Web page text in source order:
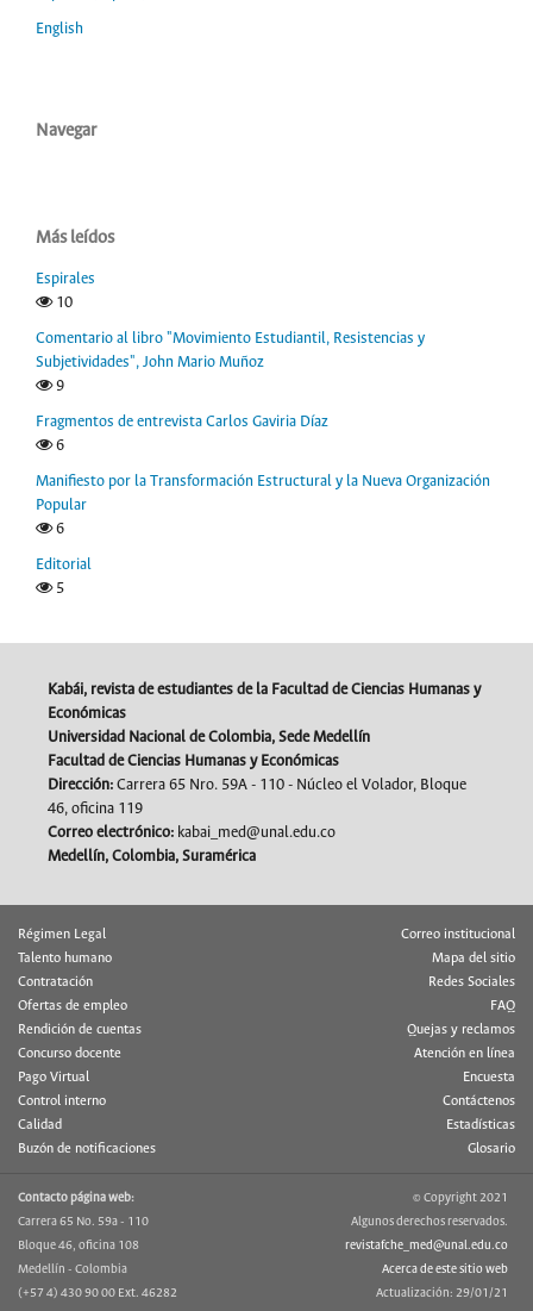
English
Navegar
Más leídos
Espirales
10
Comentario al libro "Movimiento Estudiantil, Resistencias y
Subjetividades", John Mario Muñoz
9
Fragmentos de entrevista Carlos Gaviria Díaz
6
Manifiesto por la Transformación Estructural y la Nueva Organización
Popular
6
Editorial
5
Kabái, revista de estudiantes de la Facultad de Ciencias Humanas y
Económicas
Universidad Nacional de Colombia, Sede Medellín
Facultad de Ciencias Humanas y Económicas
Dirección: Carrera 65 Nro. 59A - 110 - Núcleo el Volador, Bloque
46, oficina 119
Correo electrónico: kabai_med@unal.edu.co
Medellín, Colombia, Suramérica
Régimen Legal
Talento humano
Contratación
Ofertas de empleo
Rendición de cuentas
Concurso docente
Pago Virtual
Control interno
Calidad
Buzón de notificaciones
Correo institucional
Mapa del sitio
Redes Sociales
FAQ
Quejas y reclamos
Atención en línea
Encuesta
Contáctenos
Estadísticas
Glosario
Contacto página web:
Carrera 65 No. 59a - 110
Bloque 46, oficina 108
Medellín - Colombia
(+57 4) 430 90 00 Ext. 46282
© Copyright 2021
Algunos derechos reservados.
revistafche_med@unal.edu.co
Acerca de este sitio web
Actualización: 29/01/21